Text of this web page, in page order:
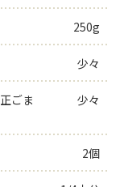
250g
少々
ごま
少々
2個